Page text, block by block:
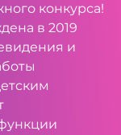
конкурса!
в 2019
и